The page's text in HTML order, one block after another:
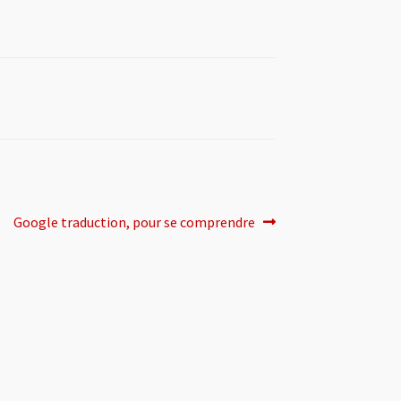
Article
Google traduction, pour se comprendre